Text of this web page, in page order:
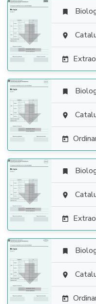















